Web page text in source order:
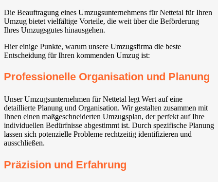
Die Beauftragung eines Umzugsunternehmens für Nettetal für Ihren
Umzug bietet vielfältige Vorteile, die weit über die Beförderung
Ihres Umzugsgutes hinausgehen.
Hier einige Punkte, warum unsere Umzugsfirma die beste
Entscheidung für Ihren kommenden Umzug ist:
Professionelle Organisation und Planung
Unser Umzugsunternehmen für Nettetal legt Wert auf eine
detaillierte Planung und Organisation. Wir gestalten zusammen mit
Ihnen einen maßgeschneiderten Umzugsplan, der perfekt auf Ihre
individuellen Bedürfnisse abgestimmt ist. Durch spezifische Planung
lassen sich potenzielle Probleme rechtzeitig identifizieren und
ausschließen.
Präzision und Erfahrung